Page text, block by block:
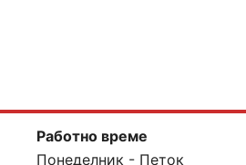
Работно време
Понеделник - Петок